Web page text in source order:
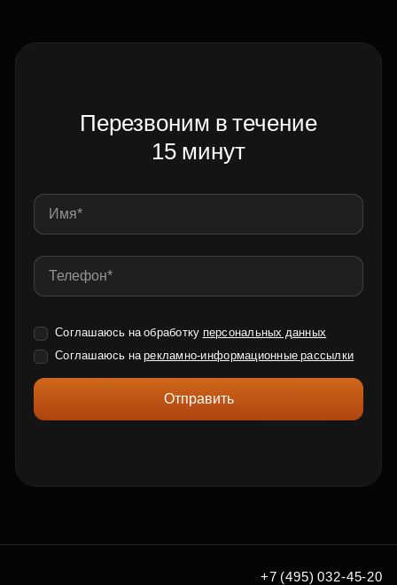
Перезвоним в течение
15 минут
Соглашаюсь на обработку персональных данных
Соглашаюсь нарекламно-информационные рассылки
Отправить
+7 (495) 032-45-20